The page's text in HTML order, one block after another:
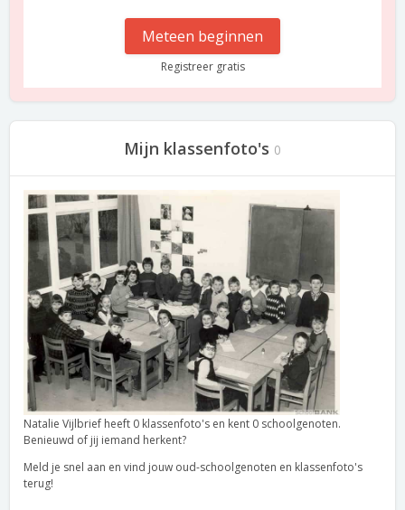
Meteen beginnen
Registreer gratis
Mijn klassenfoto's 0
Natalie Vijlbrief heeft 0 klassenfoto's en kent 0 schoolgenoten.
Benieuwd of jij iemand herkent?
Meld je snel aan en vind jouw oud-schoolgenoten en klassenfoto's
terug!